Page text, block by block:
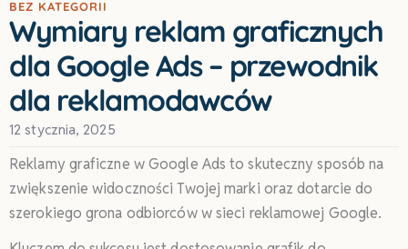
BEZ KATEGORII
Wymiary reklam graficznych
dla Google Ads – przewodnik
dla reklamodawców
12 stycznia, 2025
Reklamy graficzne w Google Ads to skuteczny sposób na
zwiększenie widoczności Twojej marki oraz dotarcie do
szerokiego grona odbiorców w sieci reklamowej Google.